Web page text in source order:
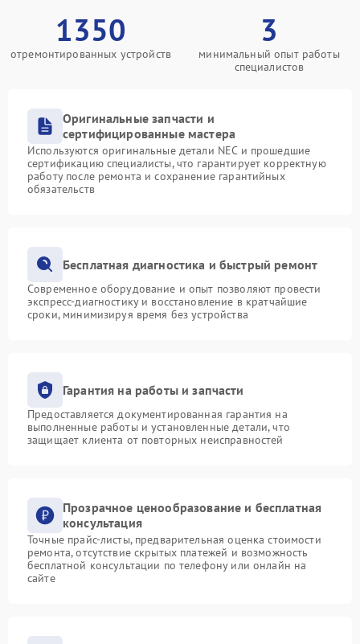
1350
отремонтированных устройств
3
минимальный опыт работы
специалистов
Оригинальные запчасти и
сертифицированные мастера
Используются оригинальные детали NEC и прошедшие
сертификацию специалисты, что гарантирует корректную
работу после ремонта и сохранение гарантийных
обязательств
Бесплатная диагностика и быстрый ремонт
Современное оборудование и опыт позволяют провести
экспресс-диагностику и восстановление в кратчайшие
сроки, минимизируя время без устройства
Гарантия на работы и запчасти
Предоставляется документированная гарантия на
выполненные работы и установленные детали, что
защищает клиента от повторных неисправностей
Прозрачное ценообразование и бесплатная
консультация
Точные прайс-листы, предварительная оценка стоимости
ремонта, отсутствие скрытых платежей и возможность
бесплатной консультации по телефону или онлайн на
сайте